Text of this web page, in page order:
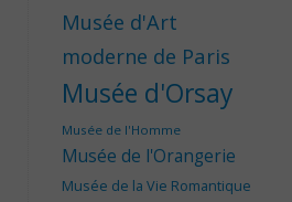
Musée d'Art
moderne de Paris
Musée d'Orsay
Musée de l'Homme
Musée de l'Orangerie
Musée de la Vie Romantique